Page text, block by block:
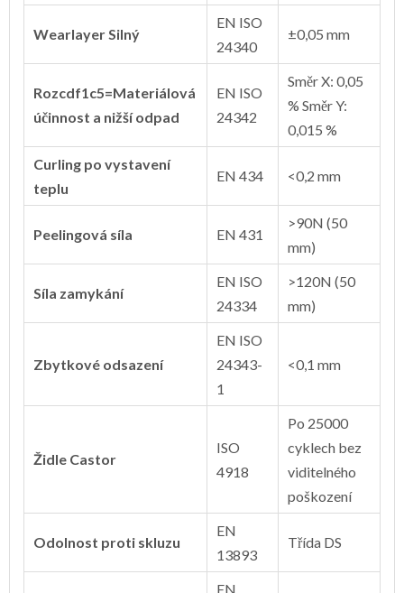
Wearlayer Silný
EN ISO
24340
±0,05 mm
Rozcdf1c5=Materiálová
účinnost a nižší odpad
EN ISO
24342
Směr X: 0,05
% Směr Y:
0,015 %
Curling po vystavení
teplu
EN 434 <0,2 mm
Peelingová síla EN 431
>90N (50
mm)
Síla zamykání
EN ISO
24334
>120N (50
mm)
Zbytkové odsazení
EN ISO
24343-
1
<0,1 mm
Židle Castor
ISO
4918
Po 25000
cyklech bez
viditelného
poškození
Odolnost proti skluzu
EN
13893
Třída DS
EN